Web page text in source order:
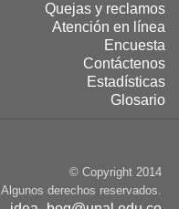
Quejas y reclamos
Atención en línea
Encuesta
Contáctenos
Estadísticas
Glosario
© Copyright 2014
Algunos derechos reservados.